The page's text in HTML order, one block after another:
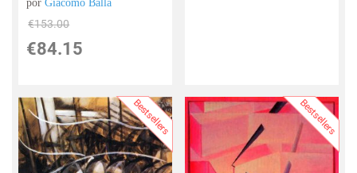
porGiacomo Balla
€153.00
€84.15
Bestsellers Bestsellers